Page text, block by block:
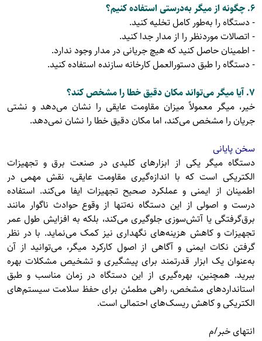
6. چگونه از میگر به‌درستی استفاده کنیم؟
- دستگاه را به‌طور کامل تخلیه کنید.
- اتصالات موردنظر را از مدار جدا کنید.
- اطمینان حاصل کنید که هیچ جریانی در مدار وجود ندارد.
- دستگاه را طبق دستورالعمل کارخانه سازنده استفاده کنید.
7. آیا میگر می‌تواند مکان دقیق خطا را مشخص کند؟
خیر، میگر معمولاً میزان مقاومت عایقی را نشان می‌دهد و نشتی
جریان را مشخص می‌کند، اما مکان دقیق خطا را نشان نمی‌دهد.
سخن پایانی
دستگاه میگر یکی از ابزارهای کلیدی در صنعت برق و تجهیزات
الکتریکی است که با اندازه‌گیری مقاومت عایقی، نقش مهمی در
اطمینان از ایمنی و عملکرد صحیح تجهیزات ایفا می‌کند. استفاده
درست و اصولی از این دستگاه نه‌تنها از وقوع حوادث ناگوار مانند
برق‌گرفتگی یا آتش‌سوزی جلوگیری می‌کند، بلکه به افزایش طول عمر
تجهیزات و کاهش هزینه‌های نگهداری نیز کمک می‌نماید. با در نظر
گرفتن نکات ایمنی و آگاهی از اصول کارکرد میگر، می‌توانید از آن
به‌عنوان یک ابزار قدرتمند برای پیشگیری و تشخیص مشکلات بهره
ببرید. همچنین، بهره‌گیری از این دستگاه در زمان مناسب و طبق
استانداردهای مشخص، راهی مطمئن برای حفظ سلامت سیستم‌های
الکتریکی و کاهش ریسک‌های احتمالی است.
انتهای خبر/م